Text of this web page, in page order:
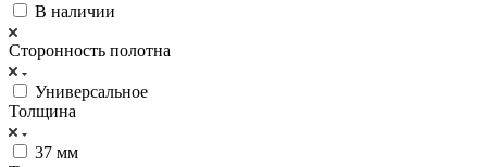
В наличии
Сторонность полотна
Универсальное
Толщина
37 мм